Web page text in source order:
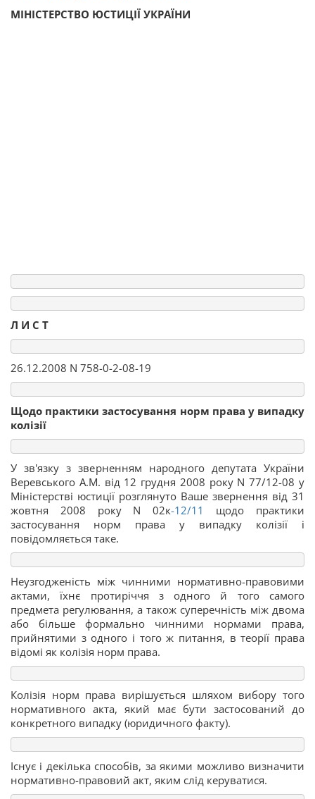
МІНІСТЕРСТВО ЮСТИЦІЇ УКРАЇНИ
Л И С Т
26.12.2008 N 758-0-2-08-19
Щодо практики застосування норм права у випадку
колізії
У зв'язку з зверненням народного депутата України
Веревського А.М. від 12 грудня 2008 року N 77/12-08 у
Міністерстві юстиції розглянуто Ваше звернення від 31
жовтня 2008 року N 02к-12/11
щодо практики
застосування норм права у випадку колізії і
повідомляється таке.
Неузгодженість між чинними нормативно-правовими
актами, їхнє протиріччя з одного й того самого
предмета регулювання, а також суперечність між двома
або більше формально чинними нормами права,
прийнятими з одного і того ж питання, в теорії права
відомі як колізія норм права.
Колізія норм права вирішується шляхом вибору того
нормативного акта, який має бути застосований до
конкретного випадку (юридичного факту).
Існує і декілька способів, за якими можливо визначити
нормативно-правовий акт, яким слід керуватися.